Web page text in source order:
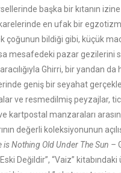
başka bir kıtanın izine
en ufak bir
çoğunun bildiği gibi, küçük
mesafedeki pazar gezilerini
Ghirri, bir yandan
geniş bir seyahat
ve resmedilmiş peyzajlar,
kartpostal manzaraları
değerli koleksiyonunun
is Nothing Old Under The Sun –
Değildir”, “Vaiz” kitabındaki